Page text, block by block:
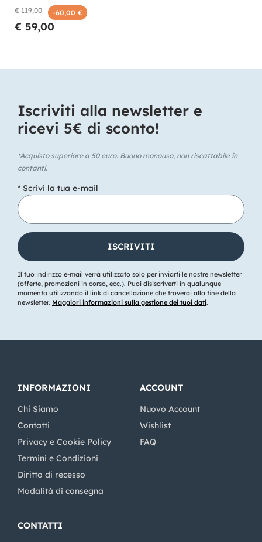
€ 119,00 -60,00 €
€ 59,00
Iscriviti alla newsletter e
ricevi 5€ di sconto!​
*Acquisto superiore a 50 euro. Buono monouso, non riscattabile in
contanti.
* Scrivi la tua e-mail
Il tuo indirizzo e-mail verrà utilizzato solo per inviarti le nostre newsletter
(offerte, promozioni in corso, ecc.). Puoi disiscriverti in qualunque
momento utilizzando il link di cancellazione che troverai alla fine della
newsletter. Maggiori informazioni sulla gestione dei tuoi dati.
INFORMAZIONI
Chi Siamo
Contatti
Privacy e Cookie Policy
Termini e Condizioni
Diritto di recesso
Modalità di consegna
ACCOUNT
Nuovo Account
Wishlist
FAQ
CONTATTI